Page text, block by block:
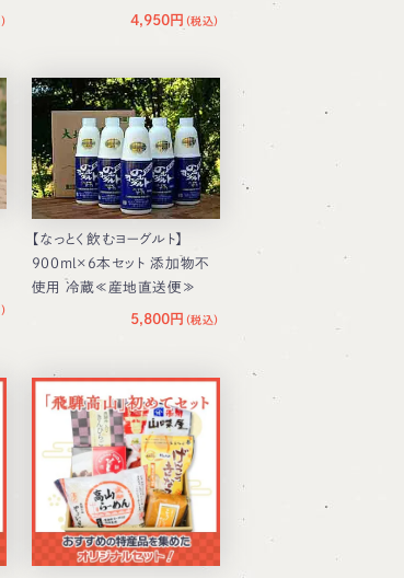
4,950円
【なっとく飲むヨーグルト】
900ml×6本セット 添加物不
使用 冷蔵≪産地直送便≫
5,800円